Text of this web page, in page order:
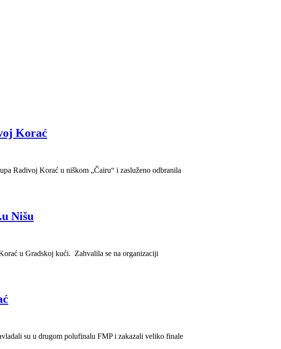
Korać
Radivoj Korać u niškom „Čairu“ i zasluženo odbranila
Nišu
u Gradskoj kući. Zahvalila se na organizaciji
su u drugom polufinalu FMP i zakazali veliko finale